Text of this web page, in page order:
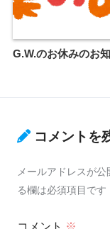
G.W.のお休みのお
コメントを
メールアドレスが公
る欄は必須項目です
コメント ※